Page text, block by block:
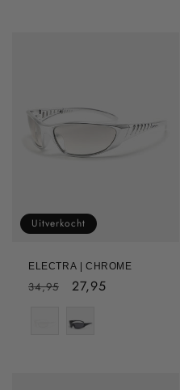
Uitverkocht
ELECTRA | CHROME
Normale
34,95 Aanbiedingsprijs
27,95